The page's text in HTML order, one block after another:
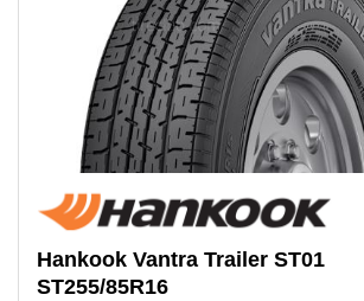
Hankook Vantra Trailer ST01
ST255/85R16